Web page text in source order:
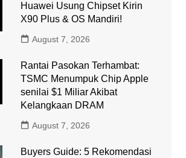
Huawei Usung Chipset Kirin
X90 Plus & OS Mandiri!
August 7, 2026
Rantai Pasokan Terhambat:
TSMC Menumpuk Chip Apple
senilai $1 Miliar Akibat
Kelangkaan DRAM
August 7, 2026
Buyers Guide: 5 Rekomendasi